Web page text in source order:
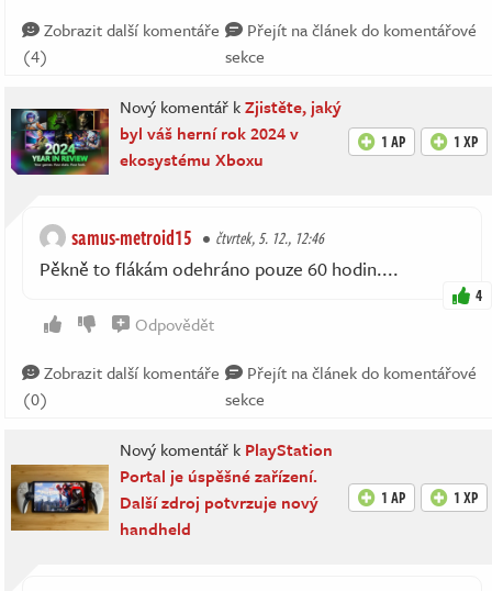
Zobrazit další komentáře
(4)
Přejít na článek do komentářové
sekce
Nový komentář kZjistěte, jaký
byl váš herní rok 2024 v
ekosystému Xboxu
1 AP 1 XP
samus-metroid15 čtvrtek, 5. 12., 12:46
Pěkně to flákám odehráno pouze 60 hodin....
4
Odpovědět
Zobrazit další komentáře
(0)
Přejít na článek do komentářové
sekce
Nový komentář k PlayStation
Portal je úspěšné zařízení.
Další zdroj potvrzuje nový
handheld
1 AP 1 XP